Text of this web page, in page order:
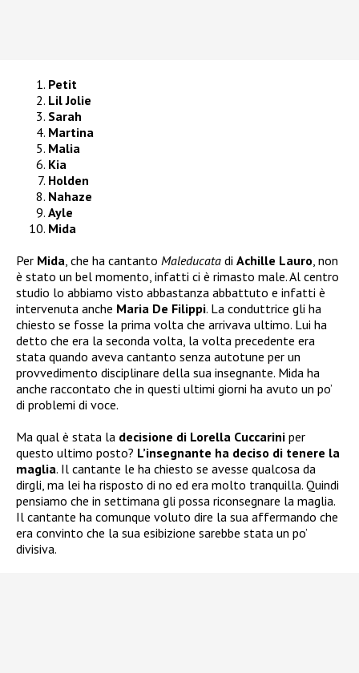
Petit
Lil Jolie
Sarah
Martina
Malia
Kia
Holden
Nahaze
Ayle
Mida
Per Mida, che ha cantanto Maleducata di Achille Lauro, non
è stato un bel momento, infatti ci è rimasto male. Al centro
studio lo abbiamo visto abbastanza abbattuto e infatti è
intervenuta anche Maria De Filippi. La conduttrice gli ha
chiesto se fosse la prima volta che arrivava ultimo. Lui ha
detto che era la seconda volta, la volta precedente era
stata quando aveva cantanto senza autotune per un
provvedimento disciplinare della sua insegnante. Mida ha
anche raccontato che in questi ultimi giorni ha avuto un po’
di problemi di voce.
Ma qual è stata la decisione di Lorella Cuccarini per
questo ultimo posto? L’insegnante ha deciso di tenere la
maglia. Il cantante le ha chiesto se avesse qualcosa da
dirgli, ma lei ha risposto di no ed era molto tranquilla. Quindi
pensiamo che in settimana gli possa riconsegnare la maglia.
Il cantante ha comunque voluto dire la sua affermando che
era convinto che la sua esibizione sarebbe stata un po’
divisiva.